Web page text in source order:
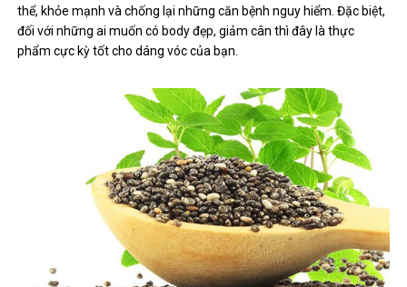
thể, khỏe mạnh và chống lại những căn bệnh nguy hiểm. Đặc biệt,
đối với những ai muốn có body đẹp, giảm cân thì đây là thực
phẩm cực kỳ tốt cho dáng vóc của bạn.